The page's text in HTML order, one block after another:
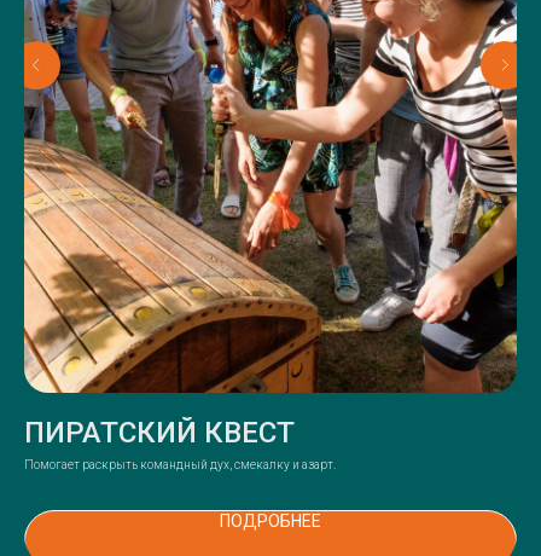
ПИРАТСКИЙ КВЕСТ
Помогает раскрыть командный дух, смекалку и азарт.
ПОДРОБНЕЕ